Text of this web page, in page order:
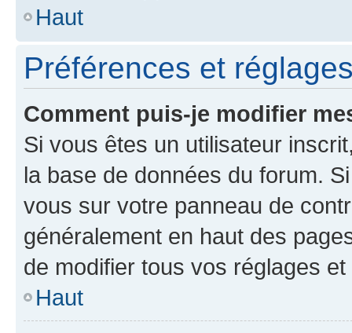
Haut
Préférences et
Comment puis-je modifier
Si vous êtes un utilisateur
la base de données du forum.
vous sur votre panneau de
généralement en haut des
de modifier tous vos réglages
Haut